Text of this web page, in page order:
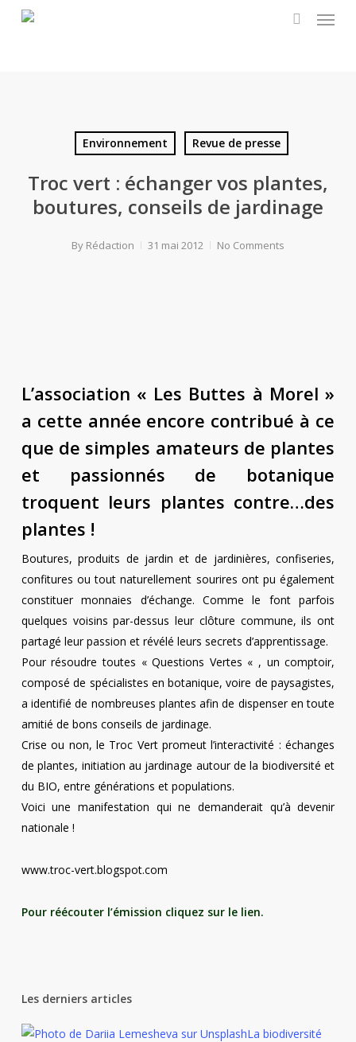
Menu
Environnement Revue de presse
Troc vert : échanger vos plantes,
boutures, conseils de jardinage
By Rédaction 31 mai 2012 No Comments
L’association « Les Buttes à Morel »
a cette année encore contribué à ce
que de simples amateurs de plantes
et passionnés de botanique
troquent leurs plantes contre…des
plantes !
Boutures, produits de jardin et de jardinières, confiseries,
confitures ou tout naturellement sourires ont pu également
constituer monnaies d’échange. Comme le font parfois
quelques voisins par-dessus leur clôture commune, ils ont
partagé leur passion et révélé leurs secrets d’apprentissage.
Pour résoudre toutes « Questions Vertes « , un comptoir,
composé de spécialistes en botanique, voire de paysagistes,
a identifié de nombreuses plantes afin de dispenser en toute
amitié de bons conseils de jardinage.
Crise ou non, le Troc Vert promeut l’interactivité : échanges
de plantes, initiation au jardinage autour de la biodiversité et
du BIO, entre générations et populations.
Voici une manifestation qui ne demanderait qu’à devenir
nationale !
www.troc-vert.blogspot.com
Pour réécouter l’émission cliquez sur le lien.
Les derniers articles
La biodiversité